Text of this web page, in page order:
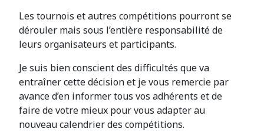
Les tournois et autres compétitions pourront se
dérouler mais sous l’entière responsabilité de
leurs organisateurs et participants.
Je suis bien conscient des difficultés que va
entraîner cette décision et je vous remercie par
avance d’en informer tous vos adhérents et de
faire de votre mieux pour vous adapter au
nouveau calendrier des compétitions.